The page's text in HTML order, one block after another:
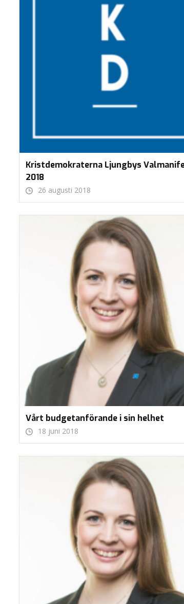
Kristdemokraterna Ljungbys
2018
26 augusti 2018
Vårt budgetanförande i sin helhet
18 juni 2018